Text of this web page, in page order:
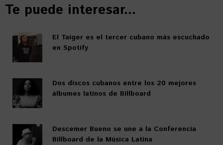
Te puede interesar...
El Taiger es el tercer cubano más escuchado
en Spotify
Dos discos cubanos entre los 20 mejores
álbumes latinos de Billboard
Descemer Bueno se une a la Conferencia
Billboard de la Música Latina